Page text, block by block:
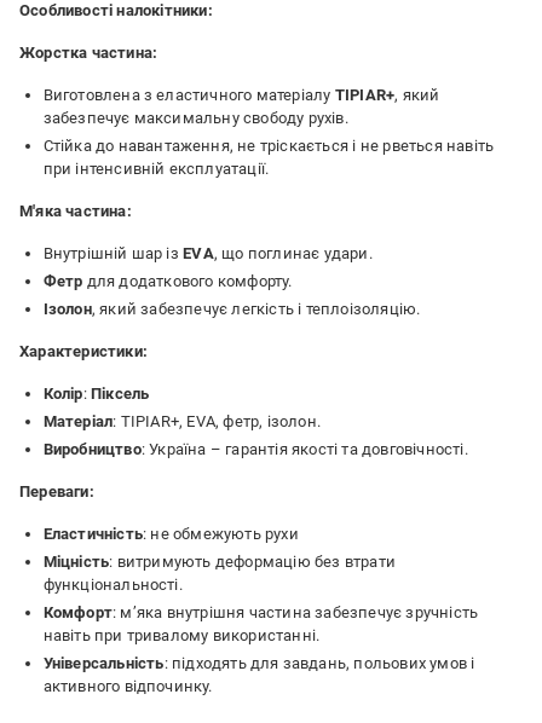
Особливості налокітники:
Жорстка частина:
Виготовлена з еластичного матеріалу TIPIAR+, який
забезпечує максимальну свободу рухів.
Стійка до навантаження, не тріскається і не рветься навіть
при інтенсивній експлуатації.
М'яка частина:
Внутрішній шар ізEVA, що поглинає удари.
Фетр для додаткового комфорту.
Ізолон, який забезпечує легкість і теплоізоляцію.
Характеристики:
Колір: Піксель
Матеріал: TIPIAR+, EVA, фетр, ізолон.
Виробництво: Україна – гарантія якості та довговічності.
Переваги:
Еластичність: не обмежують рухи
Міцність: витримують деформацію без втрати
функціональності.
Комфорт: м’яка внутрішня частина забезпечує зручність
навіть при тривалому використанні.
Універсальність: підходять для завдань, польових умов і
активного відпочинку.